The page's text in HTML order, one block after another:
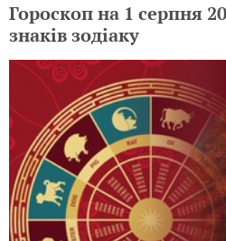
Гороскоп на 1 серпня
знаків зодіаку